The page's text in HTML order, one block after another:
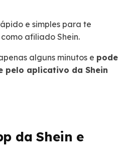
e simples para te
afiliado Shein.
alguns minutos e pode
pelo aplicativo da Shein
da Shein e